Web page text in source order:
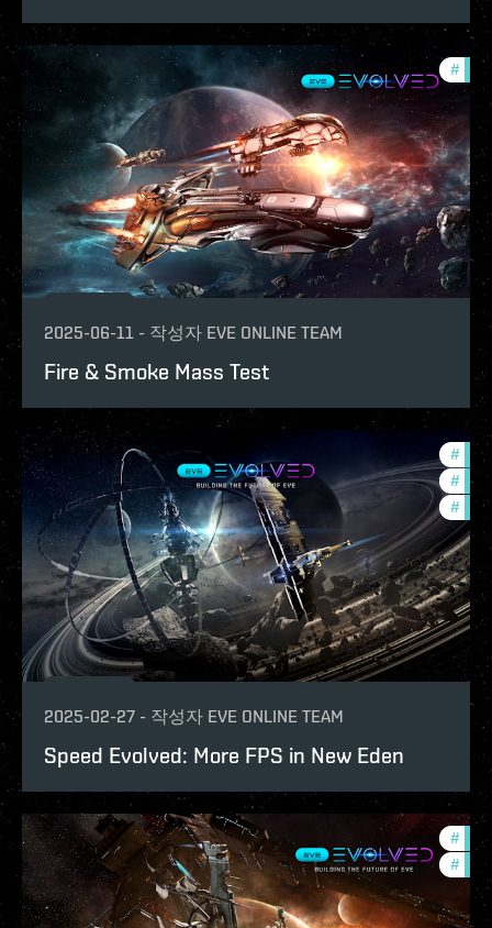
#
2025-06-11 - 작성자 EVE ONLINE TEAM
Fire & Smoke Mass Test
#
#
#
2025-02-27 - 작성자 EVE ONLINE TEAM
Speed Evolved: More FPS in New Eden
#
#